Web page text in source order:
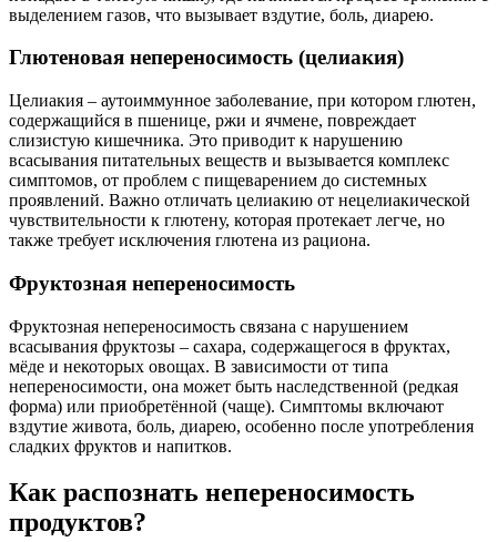
выделением газов, что вызывает вздутие, боль, диарею.
Глютеновая непереносимость (целиакия)
Целиакия – аутоиммунное заболевание, при котором глютен,
содержащийся в пшенице, ржи и ячмене, повреждает
слизистую кишечника. Это приводит к нарушению
всасывания питательных веществ и вызывается комплекс
симптомов, от проблем с пищеварением до системных
проявлений. Важно отличать целиакию от нецелиакической
чувствительности к глютену, которая протекает легче, но
также требует исключения глютена из рациона.
Фруктозная непереносимость
Фруктозная непереносимость связана с нарушением
всасывания фруктозы – сахара, содержащегося в фруктах,
мёде и некоторых овощах. В зависимости от типа
непереносимости, она может быть наследственной (редкая
форма) или приобретённой (чаще). Симптомы включают
вздутие живота, боль, диарею, особенно после употребления
сладких фруктов и напитков.
Как распознать непереносимость
продуктов?